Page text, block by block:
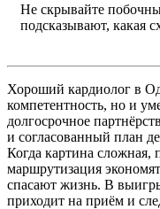
Не скрывайте
подсказывают, какая
Хороший кардиолог в
компетентность, но и
долгосрочное
и согласованный план
Когда картина сложная,
маршрутизация
спасают жизнь. В
приходит на приём и